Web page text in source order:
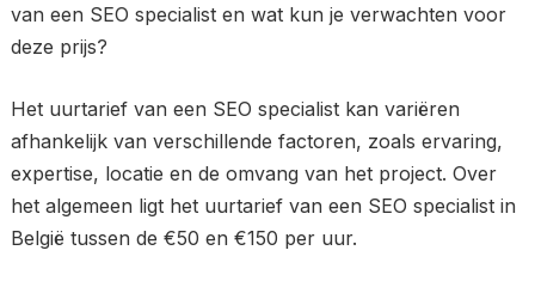
van een SEO specialist en wat kun je verwachten voor
deze prijs?
Het uurtarief van een SEO specialist kan variëren
afhankelijk van verschillende factoren, zoals ervaring,
expertise, locatie en de omvang van het project. Over
het algemeen ligt het uurtarief van een SEO specialist in
België tussen de €50 en €150 per uur.